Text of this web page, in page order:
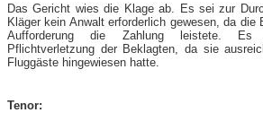
Das Gericht wies die Klage ab. Es sei zur
Kläger kein Anwalt erforderlich gewesen, da die
Aufforderung die Zahlung leistete.
Pflichtverletzung der Beklagten, da sie
Fluggäste hingewiesen hatte.
Tenor: